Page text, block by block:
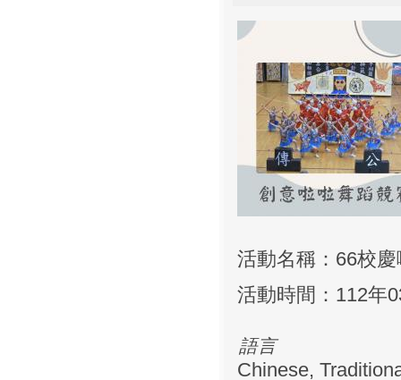
活動名稱：66校
活動時間：112年
語言
Chinese,